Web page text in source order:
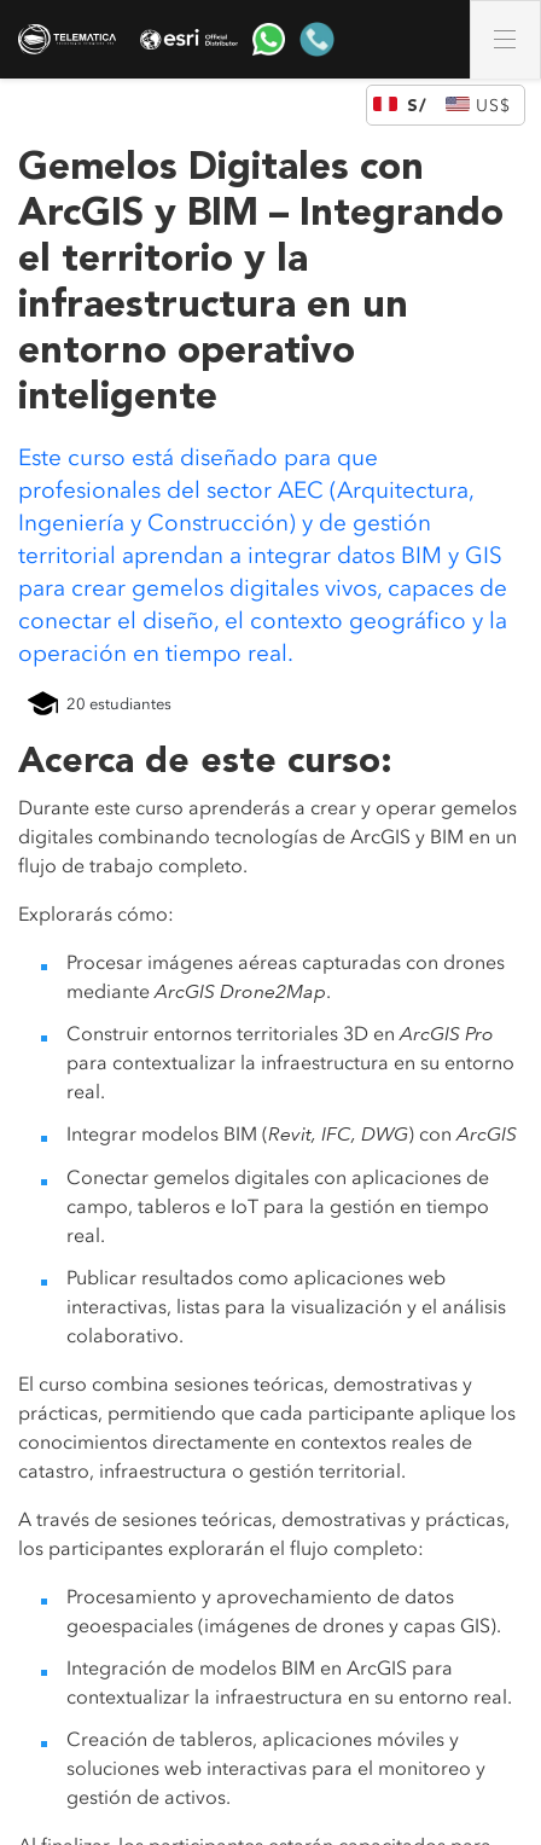
Gemelos Digitales con
ArcGIS y BIM – Integrando
el territorio y la
infraestructura en un
entorno operativo
inteligente
Este curso está diseñado para que
profesionales del sector AEC (Arquitectura,
Ingeniería y Construcción) y de gestión
territorial aprendan a integrar datos BIM y GIS
para crear gemelos digitales vivos, capaces de
conectar el diseño, el contexto geográfico y la
operación en tiempo real.
20 estudiantes
Acerca de este curso:
Durante este curso aprenderás a crear y operar gemelos
digitales combinando tecnologías de ArcGIS y BIM en un
flujo de trabajo completo.
Explorarás cómo:
Procesar imágenes aéreas capturadas con drones
medianteArcGIS Drone2Map.
Construir entornos territoriales 3D enArcGIS Pro
para contextualizar la infraestructura en su entorno
real.
Integrar modelos BIM (Revit, IFC, DWG) conArcGIS
Conectar gemelos digitales con aplicaciones de
campo, tableros e IoT para la gestión en tiempo
real.
Publicar resultados como aplicaciones web
interactivas, listas para la visualización y el análisis
colaborativo.
El curso combina sesiones teóricas, demostrativas y
prácticas, permitiendo que cada participante aplique los
conocimientos directamente en contextos reales de
catastro, infraestructura o gestión territorial.
A través de sesiones teóricas, demostrativas y prácticas,
los participantes explorarán el flujo completo:
Procesamiento y aprovechamiento de datos
geoespaciales (imágenes de drones y capas GIS).
Integración de modelos BIM en ArcGIS para
contextualizar la infraestructura en su entorno real.
Creación de tableros, aplicaciones móviles y
soluciones web interactivas para el monitoreo y
gestión de activos.